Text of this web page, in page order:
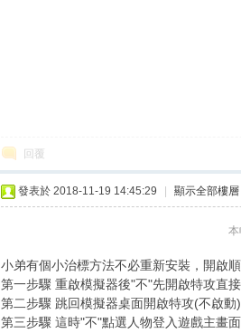
回覆
發表於 2018-11-19 14:45:29 顯示全部樓層
小弟有個小治標方法不必重新安裝，開啟
第一步驟 重啟模擬器後"不"先開啟特攻直
第二步驟 跳回模擬器桌面開啟特攻(不啟
第三步驟 這時"不"點選人物登入遊戲主畫